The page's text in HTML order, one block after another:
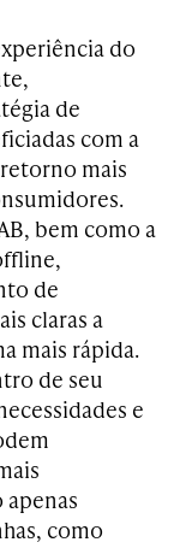
do
de
com a
mais
bem como a
de
claras a
mais rápida.
de seu
e
como